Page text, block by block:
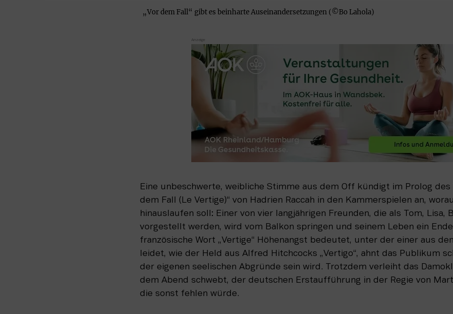
„Vor dem Fall“ gibt es beinharte Auseinandersetzungen (©Bo Lahola)
Eine unbeschwerte, weibliche Stimme aus dem Off kündigt im Prolog des
dem Fall (Le Vertige)“ von Hadrien Raccah in den Kammerspielen an,
hinauslaufen soll: Einer von vier langjährigen Freunden, die als Tom, Lisa,
vorgestellt werden, wird vom Balkon springen und seinem Leben ein
französische Wort „Vertige“ Höhenangst bedeutet, unter der einer aus
leidet, wie der Held aus Alfred Hitchcocks „Vertigo“, ahnt das Publikum
der eigenen seelischen Abgründe sein wird. Trotzdem verleiht das
dem Abend schwebt, der deutschen Erstaufführung in der Regie von
die sonst fehlen würde.